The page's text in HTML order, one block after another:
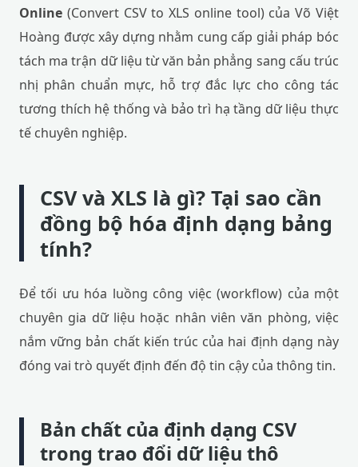
Online (Convert CSV to XLS online tool) của Võ Việt
Hoàng được xây dựng nhằm cung cấp giải pháp bóc
tách ma trận dữ liệu từ văn bản phẳng sang cấu trúc
nhị phân chuẩn mực, hỗ trợ đắc lực cho công tác
tương thích hệ thống và bảo trì hạ tầng dữ liệu thực
tế chuyên nghiệp.
CSV và XLS là gì? Tại sao cần
đồng bộ hóa định dạng bảng
tính?
Để tối ưu hóa luồng công việc (workflow) của một
chuyên gia dữ liệu hoặc nhân viên văn phòng, việc
nắm vững bản chất kiến trúc của hai định dạng này
đóng vai trò quyết định đến độ tin cậy của thông tin.
Bản chất của định dạng CSV
trong trao đổi dữ liệu thô